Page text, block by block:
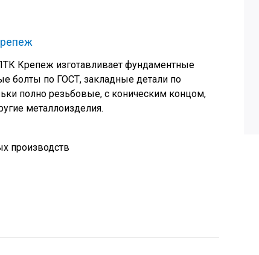
Крепеж изготавливает фундаментные
болты по ГОСТ, закладные детали по
полно резьбовые, с коническим концом,
металлоизделия.
производств